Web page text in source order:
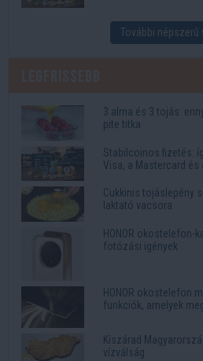
További népszerű
3 alma és 3 tojás:
pite titka
Stabilcoinos fizetés:
Visa, a Mastercard és
Cukkinis tojáslepény
laktató vacsora
HONOR okostelefon-
fotózási igények
HONOR okostelefon
funkciók, amelyek
Kiszárad
vízválság